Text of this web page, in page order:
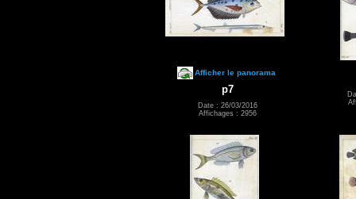
Afficher le panorama
p7
Date : 26/03/2016
Affichages : 2956